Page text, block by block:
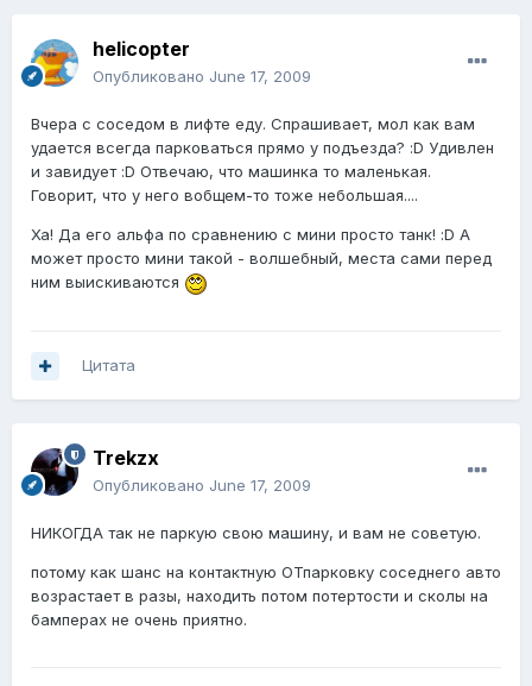
helicopter
Опубликовано June 17, 2009
Вчера с соседом в лифте еду. Спрашивает, мол как вам
удается всегда парковаться прямо у подъезда? :D Удивлен
и завидует :D Отвечаю, что машинка то маленькая.
Говорит, что у него вобщем-то тоже небольшая....
Ха! Да его альфа по сравнению с мини просто танк! :D А
может просто мини такой - волшебный, места сами перед
ним выискиваются
Цитата
Trekzx
Опубликовано June 17, 2009
НИКОГДА так не паркую свою машину, и вам не советую.
потому как шанс на контактную ОТпарковку соседнего авто
возрастает в разы, находить потом потертости и сколы на
бамперах не очень приятно.